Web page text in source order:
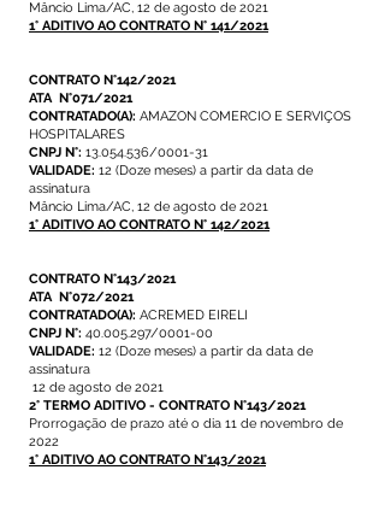
Mâncio Lima/AC, 12 de agosto de 2021
1° ADITIVO AO CONTRATO N° 141/2021
CONTRATO N°142/2021
ATA N°071/2021
CONTRATADO(A): AMAZON COMERCIO E SERVIÇOS
HOSPITALARES
CNPJ N°: 13.054.536/0001-31
VALIDADE: 12 (Doze meses) a partir da data de
assinatura
Mâncio Lima/AC, 12 de agosto de 2021
1° ADITIVO AO CONTRATO N° 142/2021
CONTRATO N°143/2021
ATA N°072/2021
CONTRATADO(A): ACREMED EIRELI
CNPJ N°: 40.005.297/0001-00
VALIDADE: 12 (Doze meses) a partir da data de
assinatura
12 de agosto de 2021
2° TERMO ADITIVO - CONTRATO N°143/2021
Prorrogação de prazo até o dia 11 de novembro de
2022
1° ADITIVO AO CONTRATO N°143/2021